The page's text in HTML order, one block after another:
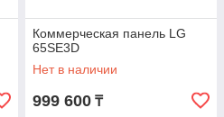
Коммерческая панель LG
65SE3D
Нет в наличии
999 600 ₸